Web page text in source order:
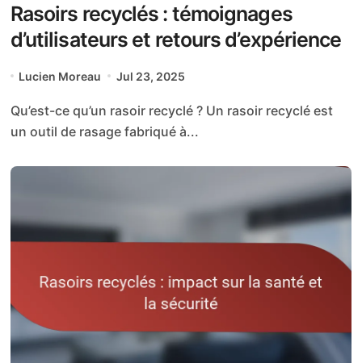
Rasoirs recyclés : témoignages
d’utilisateurs et retours d’expérience
Lucien Moreau Jul 23, 2025
Qu’est-ce qu’un rasoir recyclé ? Un rasoir recyclé est
un outil de rasage fabriqué à...